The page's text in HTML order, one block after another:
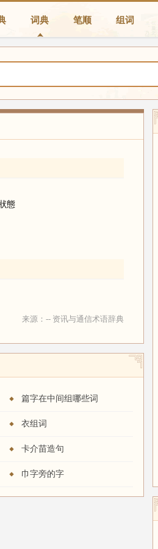
词典 笔顺 组词
態
来源：-- 资讯与通信术语辞典
篇字在中间组哪些词
衣组词
卡介苗造句
巾字旁的字